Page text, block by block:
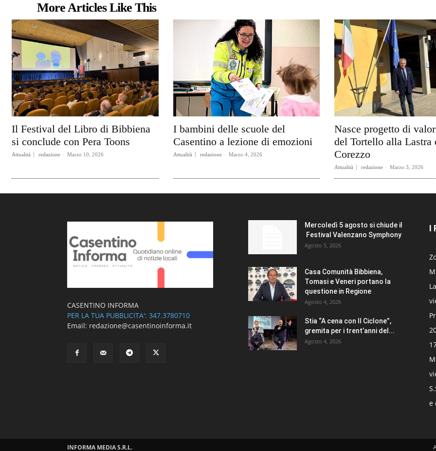
More Articles Like This
Il Festival del Libro di Bibbiena
si conclude con Pera Toons
Attualità redazione - Marzo 10, 2026
I bambini delle scuole del
Casentino a lezione di emozioni
Attualità redazione - Marzo 4, 2026
Nasce progetto di
del Tortello alla Lastra
Corezzo
Attualità redazione - Marzo 3, 2026
CASENTINO INFORMA
PER LA TUA PUBBLICITA': 347.3780710
Email: redazione@casentinoinforma.it
Mercoledì 5 agosto si chiude il
Festival Valenzano Symphony
Agosto 5, 2026
Casa Comunità Bibbiena,
Tomasi e Veneri portano la
questione in Regione
Agosto 4, 2026
Stia “A cena con Il Ciclone”,
gremita per i trent’anni del...
Agosto 4, 2026
I
e
INFORMA MEDIA S.R.L.